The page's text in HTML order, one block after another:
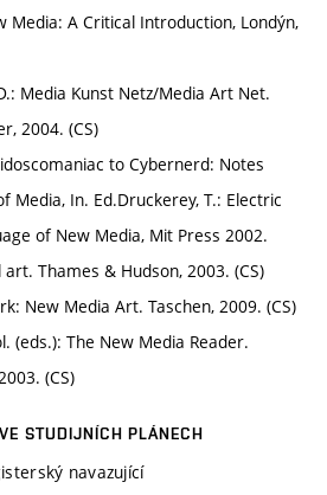
Media: A Critical Introduction, Londýn,
D.: Media Kunst Netz/Media Art Net.
2004. (CS)
to Cybernerd: Notes
Media, In. Ed.Druckerey, T.: Electric
of New Media, Mit Press 2002.
art. Thames & Hudson, 2003. (CS)
New Media Art. Taschen, 2009. (CS)
(eds.): The New Media Reader.
(CS)
STUDIJNÍCH PLÁNECH
navazující